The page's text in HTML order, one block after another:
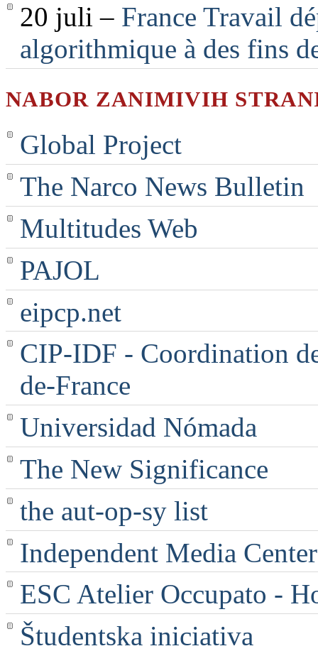
20 juli – France Travail
algorithmique à des fins
NABOR ZANIMIVIH
Global Project
The Narco News Bulletin
Multitudes Web
PAJOL
eipcp.net
CIP-IDF - Coordination
de-France
Universidad Nómada
The New Significance
the aut-op-sy list
Independent Media
ESC Atelier Occupato -
Študentska iniciativa